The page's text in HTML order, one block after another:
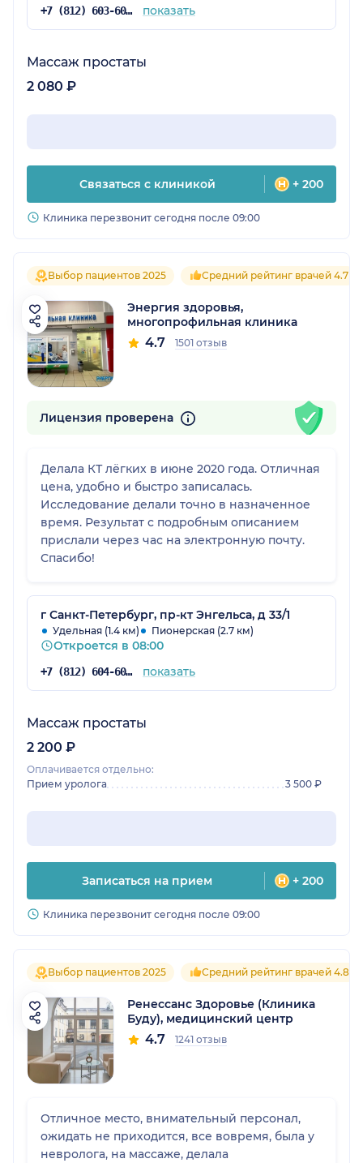
телефону. +7 (812) 603-60-42 показать
Массаж простаты
2 080 ₽
Связаться с клиникой + 200
Клиника перезвонит сегодня после 09:00
Выбор пациентов 2025 Средний рейтинг врачей 4.7
Энергия здоровья,
многопрофильная клиника
4.7 1501 отзыв
Лицензия проверена
Делала КТ лёгких в июне 2020 года. Отличная
цена, удобно и быстро записалась.
Исследование делали точно в назначенное
время. Результат с подробным описанием
прислали через час на электронную почту.
Спасибо!
г Санкт-Петербург, пр-кт Энгельса, д 33/1
Удельная (1.4 км) Пионерская (2.7 км)
Откроется в 08:00
+7 (812) 604-60-52 показать
Массаж простаты
2 200 ₽
Оплачивается отдельно:
Прием уролога
3 500 ₽
Записаться на прием + 200
Клиника перезвонит сегодня после 09:00
Выбор пациентов 2025 Средний рейтинг врачей 4.8
Ренессанс Здоровье (Клиника
Буду), медицинский центр
4.7 1241 отзыв
Отличное место, внимательный персонал,
ожидать не приходится, все вовремя, была у
невролога, на массаже, делала